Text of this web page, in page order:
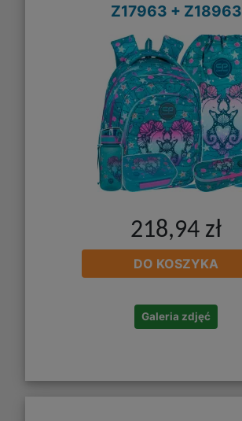
Z17963 + Z18963
218,94 zł
DO KOSZYKA
Galeria zdjęć